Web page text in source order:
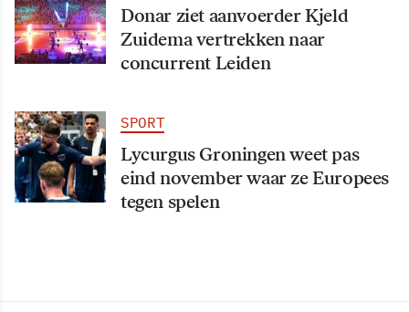
Donar ziet aanvoerder Kjeld
Zuidema vertrekken naar
concurrent Leiden
SPORT
Lycurgus Groningen weet pas
eind november waar ze Europees
tegen spelen